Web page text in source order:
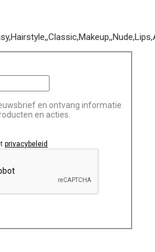
en ontvang informatie
en acties.
privacybeleid